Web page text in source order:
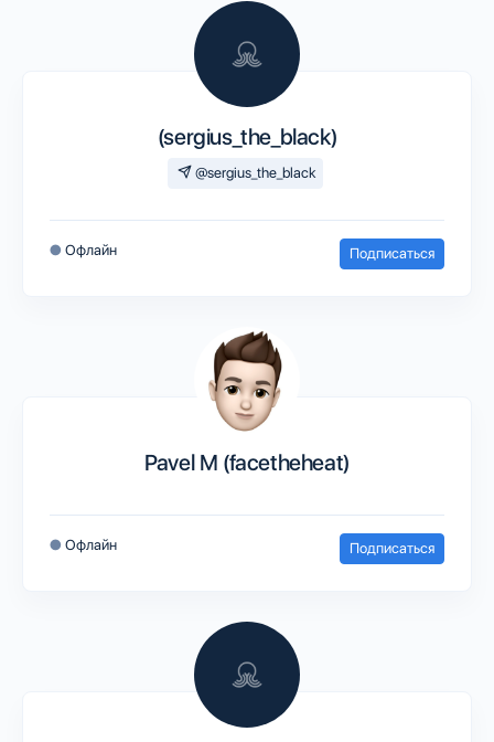
(sergius_the_black)
@sergius_the_black
● Офлайн Подписаться
Pavel M (facetheheat)
● Офлайн Подписаться